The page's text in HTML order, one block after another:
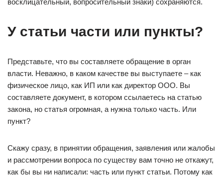
восклицательный, вопросительный знаки) сохраняются.
У статьи части или пункты?
Представьте, что вы составляете обращение в орган
власти. Неважно, в каком качестве вы выступаете – как
физическое лицо, как ИП или как директор ООО. Вы
составляете документ, в котором ссылаетесь на статью
закона, но статья огромная, а нужна только часть. Или
пункт?
Скажу сразу, в принятии обращения, заявления или жалобы
и рассмотрении вопроса по существу вам точно не откажут,
как бы вы ни написали: часть или пункт статьи. Потому как